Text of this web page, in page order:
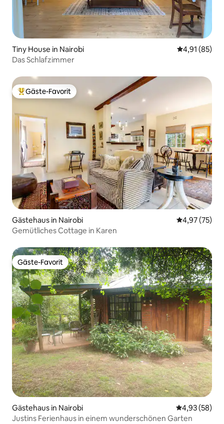
Tiny House in Nairobi
4,91 (85)
Das Schlafzimmer
Beliebter Gäste-Favorit.
Gäste-Favorit
Gästehaus in Nairobi
4,97 (75)
Gemütliches Cottage in Karen
Gäste-Favorit
Gäste-Favorit
Gästehaus in Nairobi
4,93 (58)
Justins Ferienhaus in einem wunderschönen Garten